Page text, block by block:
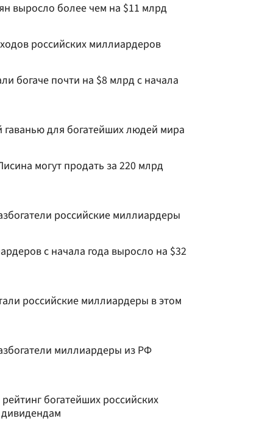
выросло более чем на $11 млрд
российских миллиардеров
богаче почти на $8 млрд с начала
для богатейших людей мира
могут продать за 220 млрд
российские миллиардеры
с начала года выросло на $32
российские миллиардеры в этом
миллиардеры из РФ
богатейших российских